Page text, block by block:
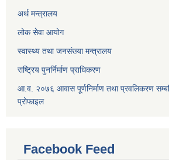
अर्थ मन्त्रालय
लोक सेवा आयोग
स्वास्थ्य तथा जनसंख्या मन्त्रालय
राष्ट्रिय पुनर्निर्माण प्राधिकरण
आ.व. २०७६ आवास पूर्णनिर्माण तथा प्रवलिकरण
प्रोफाइल
Facebook Feed